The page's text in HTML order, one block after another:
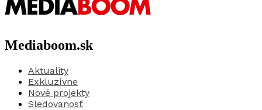
Mediaboom.sk
Aktuality
Exkluzívne
Nové projekty
Sledovanosť